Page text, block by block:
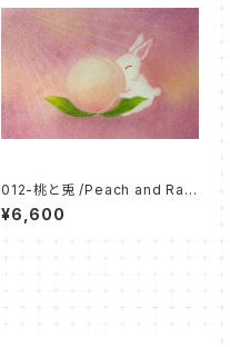
012-桃と兎 /Peach and Rab
bit（パステル原画/額無し）
¥6,600